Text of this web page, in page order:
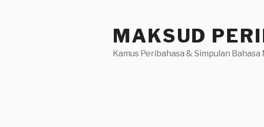
MAKSUD
Kamus Peribahasa & Simpulan Bahasa